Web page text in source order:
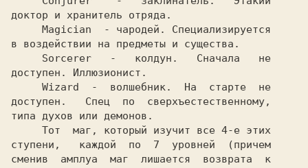
доктор и хранитель отряда.
в воздействии на предметы и существа.
доступен. Иллюзионист.
доступен.   Спец  по  сверхъестественному,
типа духов или демонов.
ступени,   каждой  по  7  уровней  (причем
сменив  амплуа  маг  лишается  возврата  к